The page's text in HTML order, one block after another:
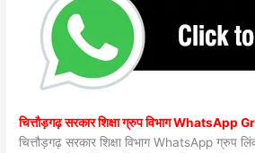
चित्तौड़गढ़ सरकार शिक्षा ग्रुप विभाग WhatsApp
चित्तौड़गढ़ सरकार शिक्षा विभाग WhatsApp ग्रुप